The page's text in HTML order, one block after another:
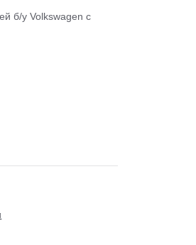
б/у Volkswagen с